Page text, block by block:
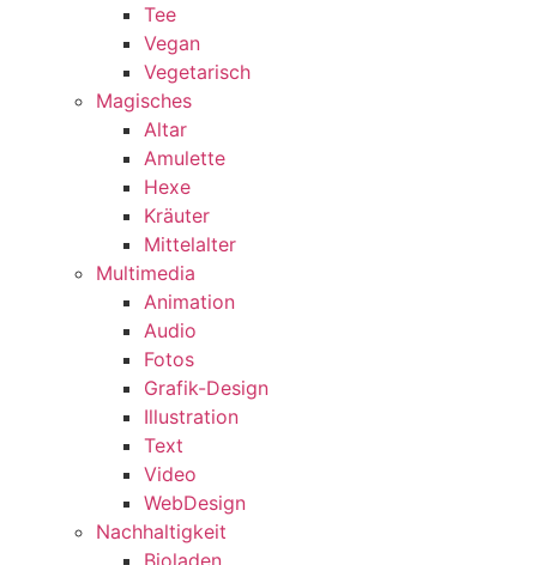
Tee
Vegan
Vegetarisch
Magisches
Altar
Amulette
Hexe
Kräuter
Mittelalter
Multimedia
Animation
Audio
Fotos
Grafik-Design
Illustration
Text
Video
WebDesign
Nachhaltigkeit
Bioladen